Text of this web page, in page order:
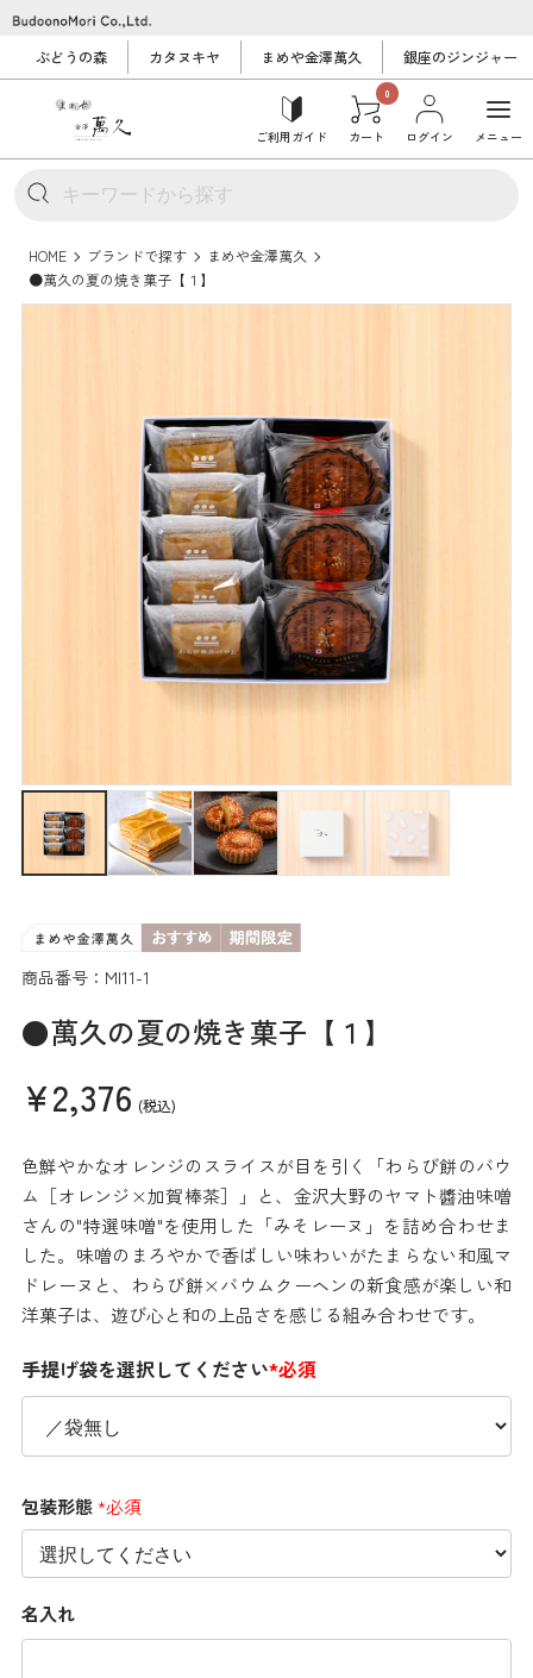
ぶどうの森 カタヌキヤ まめや金澤萬久 銀座のジンジャー
ご利用ガイド
0
カート ログイン メニュー
HOME ブランドで探す
まめや金澤萬久
●萬久の夏の焼き菓子【１】
商品番号：MI11-1
●萬久の夏の焼き菓子【１】
¥2,376 (税込)
色鮮やかなオレンジのスライスが目を引く「わらび餅のバウ
ム［オレンジ×加賀棒茶］」と、金沢大野のヤマト醬油味噌
さんの"特選味噌"を使用した「みそレーヌ」を詰め合わせま
した。味噌のまろやかで香ばしい味わいがたまらない和風マ
ドレーヌと、わらび餅×バウムクーヘンの新食感が楽しい和
洋菓子は、遊び心と和の上品さを感じる組み合わせです。
手提げ袋を選択してください*必須
包装形態*必須
名入れ